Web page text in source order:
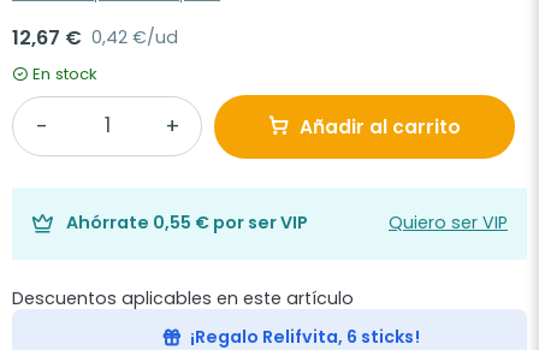
12,67 € 0,42 €/ud
En stock
Añadir al carrito
Ahórrate 0,55 € por ser VIP Quiero ser VIP
Descuentos aplicables en este artículo
¡Regalo Relifvita, 6 sticks!